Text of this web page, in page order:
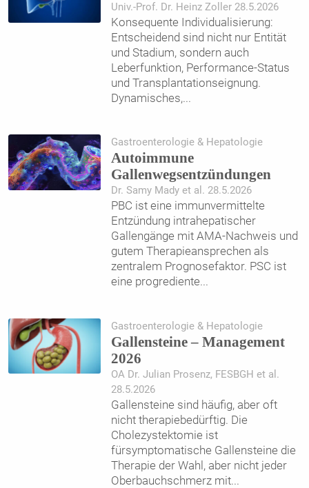
Univ.-Prof. Dr. Heinz Zoller 28.5.2026
Konsequente Individualisierung:
Entscheidend sind nicht nur Entität
und Stadium, sondern auch
Leberfunktion, Performance-Status
und Transplantationseignung.
Dynamisches,...
Gastroenterologie & Hepatologie
Autoimmune
Gallenwegsentzündungen
Dr. Samy Mady et al. 28.5.2026
PBC ist eine immunvermittelte
Entzündung intrahepatischer
Gallengänge mit AMA-Nachweis und
gutem Therapieansprechen als
zentralem Prognosefaktor. PSC ist
eine progrediente...
Gastroenterologie & Hepatologie
Gallensteine – Management
2026
OA Dr. Julian Prosenz, FESBGH et al.
28.5.2026
Gallensteine sind häufig, aber oft
nicht therapiebedürftig. Die
Cholezystektomie ist
fürsymptomatische Gallensteine die
Therapie der Wahl, aber nicht jeder
Oberbauchschmerz mit...